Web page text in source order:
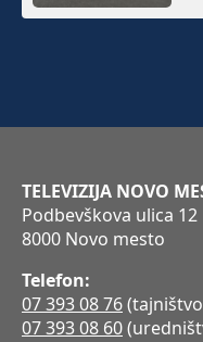
TELEVIZIJA NOVO
Podbevškova ulica 12
8000 Novo mesto
Telefon:
07 393 08 76
07 393 08 60